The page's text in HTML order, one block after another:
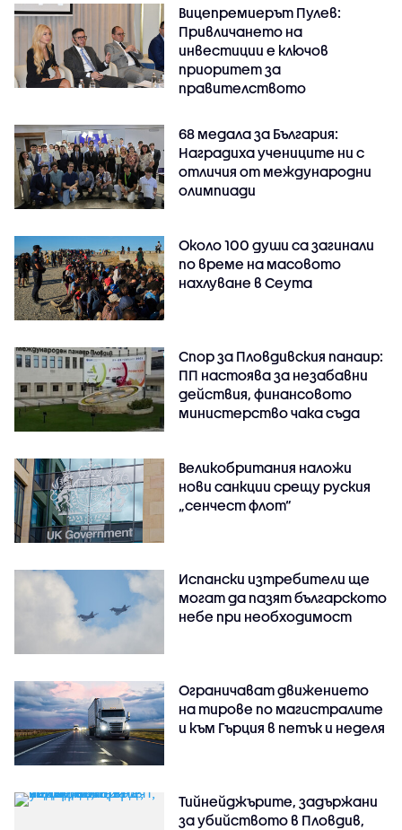
Вицепремиерът Пулев:
Привличането на
инвестиции е ключов
приоритет за
правителството
68 медала за България:
Наградиха учениците ни с
отличия от международни
олимпиади
Около 100 души са загинали
по време на масовото
нахлуване в Сеута
Спор за Пловдивския панаир:
ПП настоява за незабавни
действия, финансовото
министерство чака съда
Великобритания наложи
нови санкции срещу руския
„сенчест флот“
Испански изтребители ще
могат да пазят българското
небе при необходимост
Ограничават движението
на тирове по магистралите
и към Гърция в петък и неделя
Тийнейджърите, задържани
за убийството в Пловдив,